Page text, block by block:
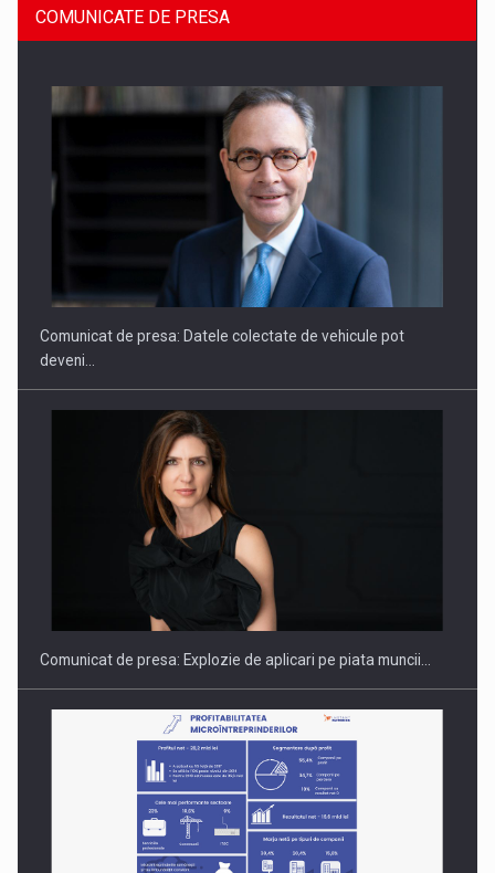
ROOTED IN ROMANIA, BUILT TO DELIVER TECHNOLOGY FOR
PUTTING ROMANIAN CORPORATE COMPANIES ON THE
INTERNATIONAL BUSINESS SCENE
COMUNICATE DE PRESA
Comunicat de presa: Datele colectate de vehicule pot
deveni…
Comunicat de presa: Explozie de aplicari pe piata muncii…